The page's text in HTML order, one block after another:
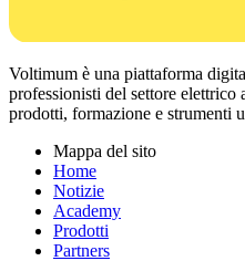
Voltimum è una piattaforma
professionisti del settore
prodotti, formazione e strumenti
Mappa del sito
Home
Notizie
Academy
Prodotti
Partners